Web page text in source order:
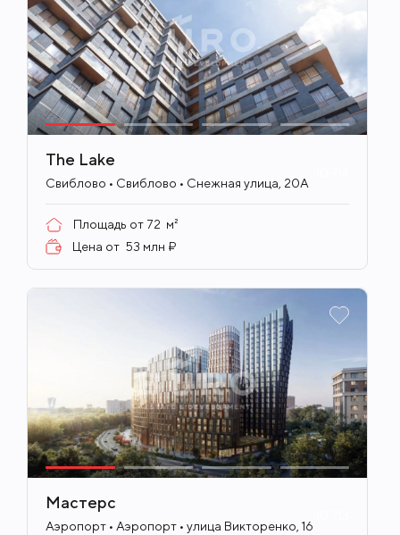
The Lake
Свиблово • Свиблово • Снежная улица, 20А
Площадь от 72 м²
Цена от 53 млн ₽
Мастерс
Аэропорт • Аэропорт • улица Викторенко, 16